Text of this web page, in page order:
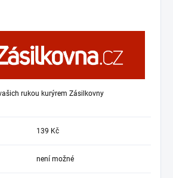
rukou kurýrem Zásilkovny
139 Kč
není možné